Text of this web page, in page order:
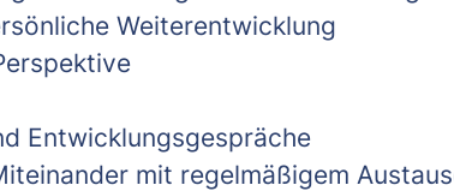
Weiterentwicklung
Entwicklungsgespräche
mit regelmäßigem